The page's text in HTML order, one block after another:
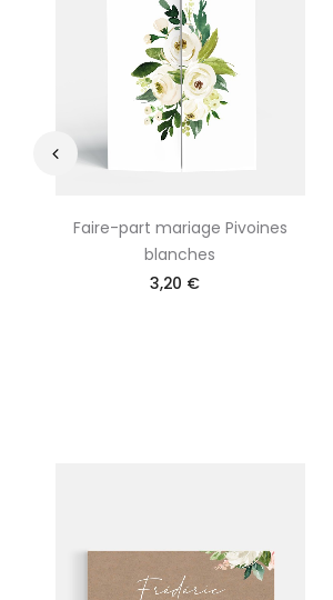
Faire-part mariage Pivoines
blanches
3,20 €